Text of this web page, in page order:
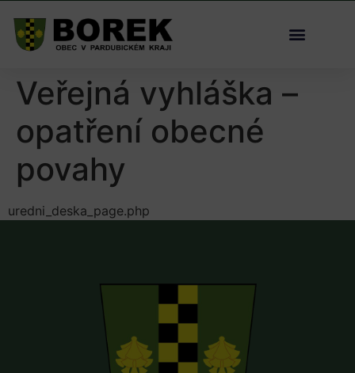
Veřejná vyhláška –
opatření obecné
povahy
uredni_deska_page.php